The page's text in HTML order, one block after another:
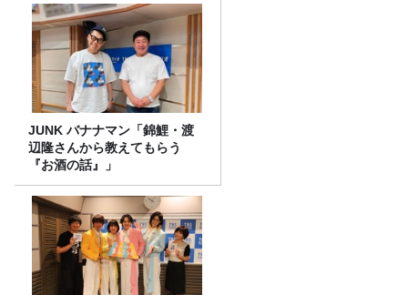
JUNK バナナマン「錦鯉・渡
辺隆さんから教えてもらう
『お酒の話』」